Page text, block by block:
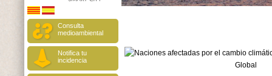
Consulta
medioambiental
Notifica tu
incidencia